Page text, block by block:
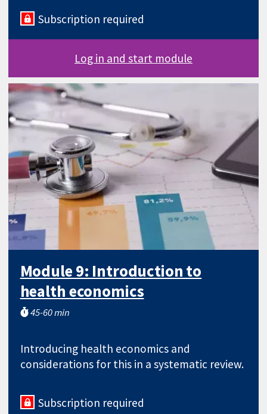
Subscription required
Log in and start module
Module 9: Introduction to
health economics
45-60 min
Introducing health economics and
considerations for this in a systematic review.
Subscription required